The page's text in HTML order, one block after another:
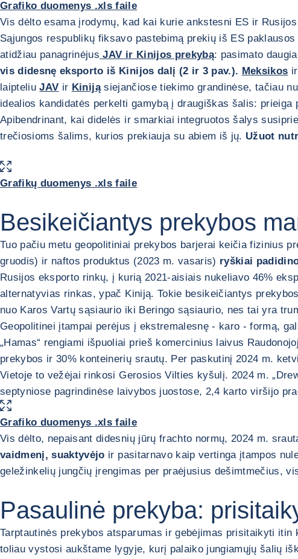
Grafiko duomenys .xls faile
Vis dėlto esama įrodymų, kad kai kurie ankstesni ES ir
Sąjungos respublikų fiksavo pastebimą prekių iš ES
atidžiau panagrinėjus JAV ir Kinijos prekybą: pasimato
vis didesnę eksporto iš Kinijos dalį (2 ir 3 pav.). Meksikos ir
laipteliuJAV ir Kinijąsiejančiose tiekimo grandinėse, tačiau
idealios kandidatės perkelti gamybą į draugiškas šalis:
Apibendrinant, kai didelės ir smarkiai integruotos šalys
trečiosioms šalims, kurios prekiauja su abiem iš jų. Užuot
PADIDINTI PAVEIKSLĖLĮ
Grafikų duomenys .xls faile
Besikeičiantys prekybos
Tuo pačiu metu geopolitiniai prekybos barjerai keičia fizinius
gruodis) ir naftos produktus (2023 m. vasaris) ryškiai
Rusijos eksporto rinkų, į kurią 2021-aisiais nukeliavo 46%
alternatyvias rinkas, ypač Kiniją. Tokie besikeičiantys
nuo Karos Vartų sąsiaurio iki Beringo sąsiaurio, nes tai yra
Geopolitinei įtampai perėjus į ekstremalesnę - karo - formą,
„Hamas“ rengiami išpuoliai prieš komercinius laivus
prekybos ir 30% konteinerių srautų. Per paskutinį 2024 m.
Vietoje to vežėjai rinkosi Gerosios Vilties kyšulį. 2024 m.
septyniose pagrindinėse laivybos juostose, 2,4 karto viršijo
PADIDINTI PAVEIKSLĖLĮ
Grafiko duomenys .xls faile
Vis dėlto, nepaisant didesnių jūrų frachto normų, 2024 m.
vaidmenį, suaktyvėjo ir pasitarnavo kaip vertinga įtampos
geležinkelių jungčių įrengimas per praėjusius dešimtmečius,
Pasaulinė prekyba:
Tarptautinės prekybos atsparumas ir gebėjimas prisitaikyti
toliau vystosi aukštame lygyje, kurį palaiko jungiamųjų šalių